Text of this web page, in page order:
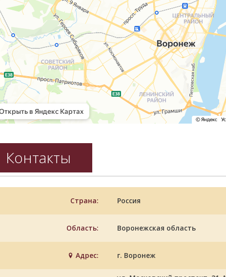
Контакты
Страна: Россия
Область: Воронежская область
Адрес: г. Воронеж